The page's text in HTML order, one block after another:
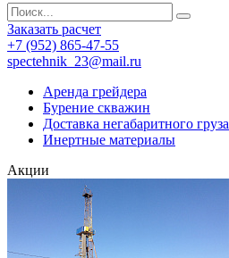
Заказать расчет
+7 (952) 865-47-55
spectehnik_23@mail.ru
Аренда грейдера
Бурение скважин
Доставка негабаритного груза
Инертные материалы
Акции